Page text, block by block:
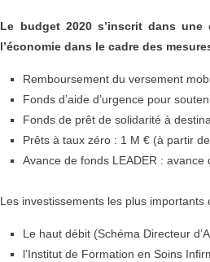
Le budget 2020 s’inscrit dans
l’économie dans le cadre des
Remboursement du versement
Fonds d’aide d’urgence pour
Fonds de prêt de solidarité à
Prêts à taux zéro : 1 M € (à partir
Avance de fonds LEADER :
Les investissements les plus importants
Le haut débit (Schéma Directeur
l’Institut de Formation en Soins